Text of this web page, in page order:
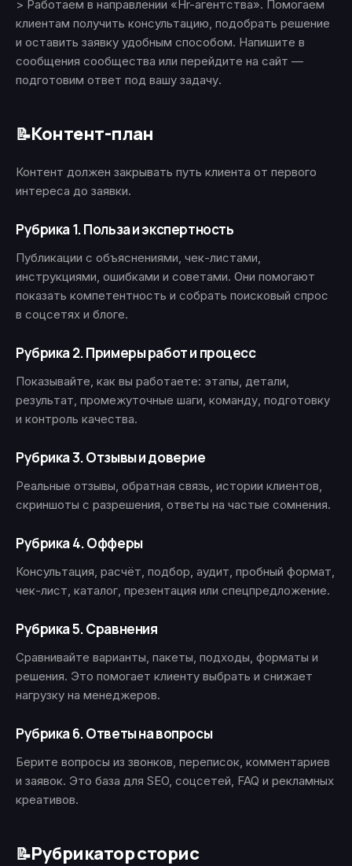
> Работаем в направлении «Hr-агентства». Помогаем
клиентам получить консультацию, подобрать решение
и оставить заявку удобным способом. Напишите в
сообщения сообщества или перейдите на сайт —
подготовим ответ под вашу задачу.
📝Контент-план
Контент должен закрывать путь клиента от первого
интереса до заявки.
Рубрика 1. Польза и экспертность
Публикации с объяснениями, чек-листами,
инструкциями, ошибками и советами. Они помогают
показать компетентность и собрать поисковый спрос
в соцсетях и блоге.
Рубрика 2. Примеры работ и процесс
Показывайте, как вы работаете: этапы, детали,
результат, промежуточные шаги, команду, подготовку
и контроль качества.
Рубрика 3. Отзывы и доверие
Реальные отзывы, обратная связь, истории клиентов,
скриншоты с разрешения, ответы на частые сомнения.
Рубрика 4. Офферы
Консультация, расчёт, подбор, аудит, пробный формат,
чек-лист, каталог, презентация или спецпредложение.
Рубрика 5. Сравнения
Сравнивайте варианты, пакеты, подходы, форматы и
решения. Это помогает клиенту выбрать и снижает
нагрузку на менеджеров.
Рубрика 6. Ответы на вопросы
Берите вопросы из звонков, переписок, комментариев
и заявок. Это база для SEO, соцсетей, FAQ и рекламных
креативов.
📝Рубрикатор сторис